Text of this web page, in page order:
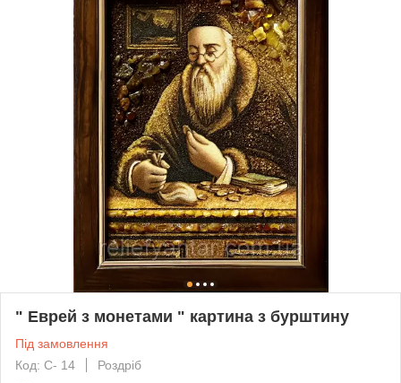
" Еврей з монетами " картина з бурштину
Під замовлення
Код: С- 14
Роздріб